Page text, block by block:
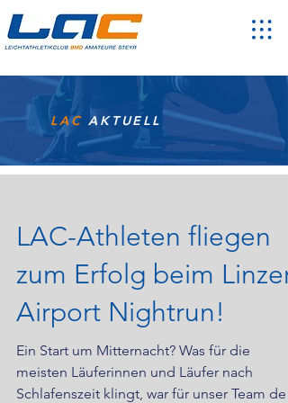
LAC AKTUELL
​LAC-Athleten fliegen
zum Erfolg beim Linzer
Airport Nightrun!
​Ein Start um Mitternacht? Was für die
meisten Läuferinnen und Läufer nach
Schlafenszeit klingt, war für unser Team des